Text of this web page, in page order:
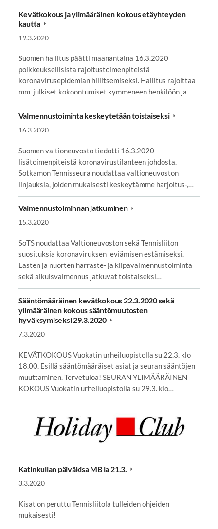
Kevätkokous ja ylimääräinen kokous etäyhteyden
kautta
19.3.2020
Suomen hallitus päätti maanantaina 16.3.2020
poikkeuksellisista rajoitustoimenpiteistä
koronavirusepidemian hillitsemiseksi. Hallitus rajoittaa
mm. julkiset kokoontumiset kymmeneen henkilöön ja…
Valmennustoiminta keskeytetään toistaiseksi
16.3.2020
Suomen valtioneuvosto tiedotti 16.3.2020
lisätoimenpiteistä koronavirustilanteen johdosta.
Sotkamon Tennisseura noudattaa valtioneuvoston
linjauksia, joiden mukaisesti keskeytämme harjoitus-,…
Valmennustoiminnan jatkuminen
15.3.2020
SoTS noudattaa Valtioneuvoston sekä Tennisliiton
suosituksia koronaviruksen leviämisen estämiseksi.
Lasten ja nuorten harraste- ja kilpavalmennustoiminta
sekä aikuisvalmennus jatkuvat toistaiseksi…
Sääntömääräinen kevätkokous 22.3.2020 sekä
ylimääräinen kokous sääntömuutosten
hyväksymiseksi 29.3.2020
7.3.2020
KEVÄTKOKOUS Vuokatin urheiluopistolla su 22.3. klo
18.00. Esillä sääntömääräiset asiat ja seuran sääntöjen
muuttaminen. Tervetuloa! SEURAN YLIMÄÄRÄINEN
KOKOUS Vuokatin urheiluopistolla su 29.3. klo…
Katinkullan päiväkisa MB la 21.3.
3.3.2020
Kisat on peruttu Tennisliitola tulleiden ohjeiden
mukaisesti!